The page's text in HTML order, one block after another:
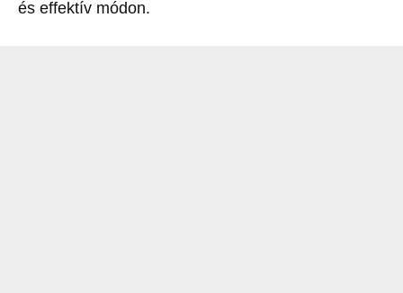
és effektív módon.